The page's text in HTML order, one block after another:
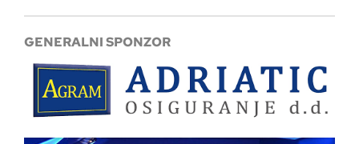
GENERALNI SPONZOR